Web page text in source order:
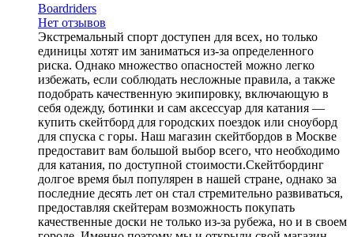
Boardriders
Нет отзывов
Экстремальный спорт доступен для всех, но только
единицы хотят им заниматься из-за определенного
риска. Однако множество опасностей можно легко
избежать, если соблюдать несложные правила, а также
подобрать качественную экипировку, включающую в
себя одежду, ботинки и сам аксессуар для катания —
купить скейтборд для городских поездок или сноуборд
для спуска с горы. Наш магазин скейтбордов в Москве
предоставит вам большой выбор всего, что необходимо
для катания, по доступной стоимости.Скейтбординг
долгое время был популярен в нашей стране, однако за
последние десять лет он стал стремительно развиваться,
предоставляя скейтерам возможность покупать
качественные доски не только из-за рубежа, но и в своем